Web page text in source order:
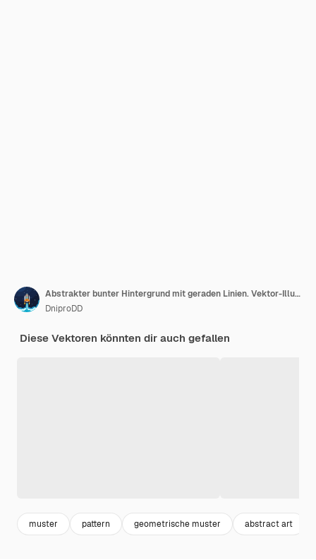
Abstrakter bunter Hintergrund mit geraden Linien. Vektor-Illustration.
DniproDD
Diese Vektoren könnten dir auch gefallen
muster pattern geometrische muster abstract art